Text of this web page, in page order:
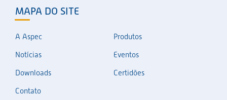
MAPA DO SITE
A Aspec
Produtos
Notícias
Eventos
Downloads
Certidões
Contato